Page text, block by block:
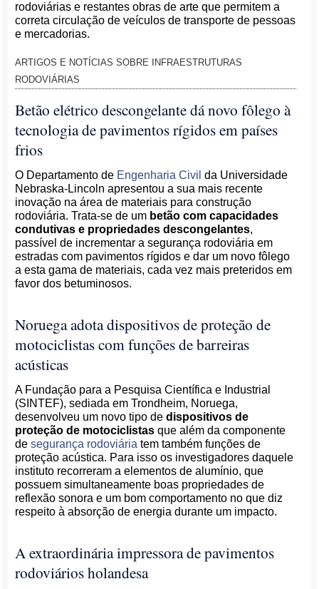
rodoviárias e restantes obras de arte que permitem a
correta circulação de veículos de transporte de pessoas
e mercadorias.
ARTIGOS E NOTÍCIAS SOBRE INFRAESTRUTURAS
RODOVIÁRIAS
Betão elétrico descongelante dá novo fôlego à
tecnologia de pavimentos rígidos em países
frios
O Departamento de Engenharia Civil da Universidade
Nebraska-Lincoln apresentou a sua mais recente
inovação na área de materiais para construção
rodoviária. Trata-se de um betão com capacidades
condutivas e propriedades descongelantes,
passível de incrementar a segurança rodoviária em
estradas com pavimentos rígidos e dar um novo fôlego
a esta gama de materiais, cada vez mais preteridos em
favor dos betuminosos.
Noruega adota dispositivos de proteção de
motociclistas com funções de barreiras
acústicas
A Fundação para a Pesquisa Científica e Industrial
(SINTEF), sediada em Trondheim, Noruega,
desenvolveu um novo tipo dedispositivos de
proteção de motociclistas que além da componente
desegurança rodoviária tem também funções de
proteção acústica. Para isso os investigadores daquele
instituto recorreram a elementos de alumínio, que
possuem simultaneamente boas propriedades de
reflexão sonora e um bom comportamento no que diz
respeito à absorção de energia durante um impacto.
A extraordinária impressora de pavimentos
rodoviários holandesa